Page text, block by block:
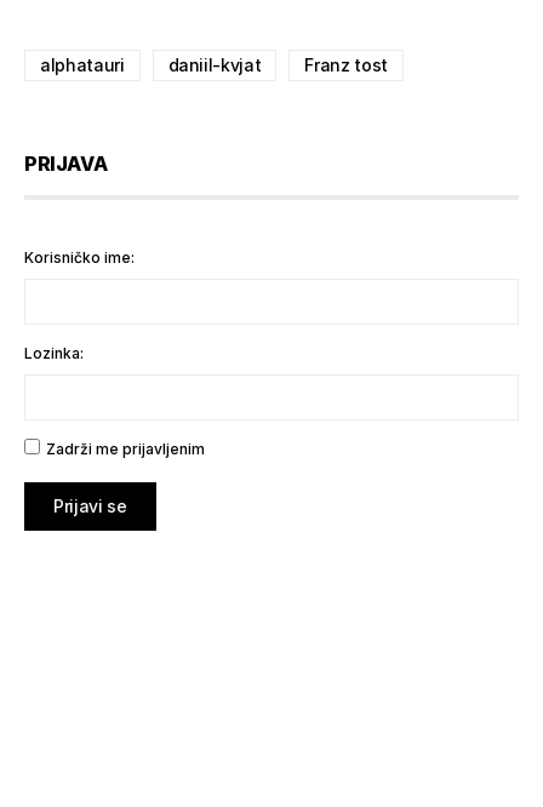
alphatauri daniil-kvjat Franz tost
PRIJAVA
Korisničko ime:
Lozinka:
Zadrži me prijavljenim
Prijavi se